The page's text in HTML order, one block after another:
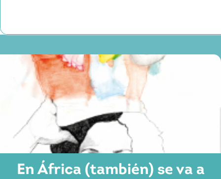
En África (también) se va a